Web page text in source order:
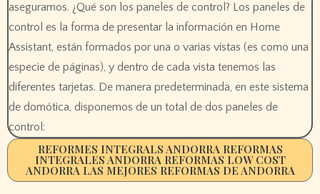
REFORMES INTEGRALS ANDORRA REFORMAS
INTEGRALES ANDORRA REFORMAS LOW COST
ANDORRA LAS MEJORES REFORMAS DE ANDORRA